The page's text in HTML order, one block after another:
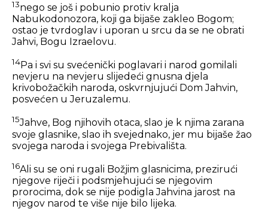
13nego se još i pobunio protiv kralja
Nabukodonozora, koji ga bijaše zakleo Bogom;
ostao je tvrdoglav i uporan u srcu da se ne obrati
Jahvi, Bogu Izraelovu.
14Pa i svi su svećenički poglavari i narod gomilali
nevjeru na nevjeru slijedeći gnusna djela
krivobožačkih naroda, oskvrnjujući Dom Jahvin,
posvećen u Jeruzalemu.
15Jahve, Bog njihovih otaca, slao je k njima zarana
svoje glasnike, slao ih svejednako, jer mu bijaše žao
svojega naroda i svojega Prebivališta.
16Ali su se oni rugali Božjim glasnicima, prezirući
njegove riječi i podsmjehujući se njegovim
prorocima, dok se nije podigla Jahvina jarost na
njegov narod te više nije bilo lijeka.